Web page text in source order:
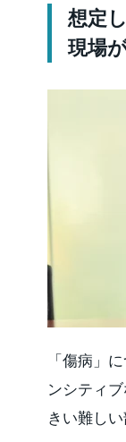
想定
現場
「傷病」
ンシティ
きい難し